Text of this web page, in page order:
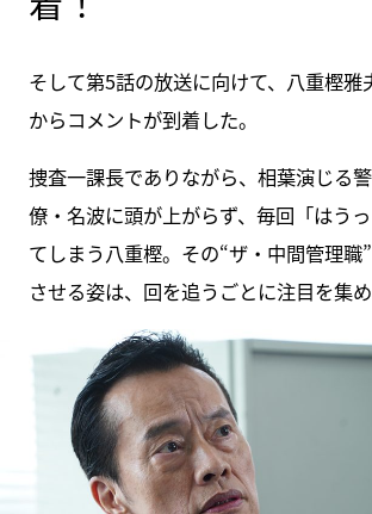
そして第5話の放送に向けて、八重樫雅
からコメントが到着した。
捜査一課長でありながら、相葉演じる
僚・名波に頭が上がらず、毎回「はう
てしまう八重樫。その“ザ・中間管理職
させる姿は、回を追うごとに注目を集め